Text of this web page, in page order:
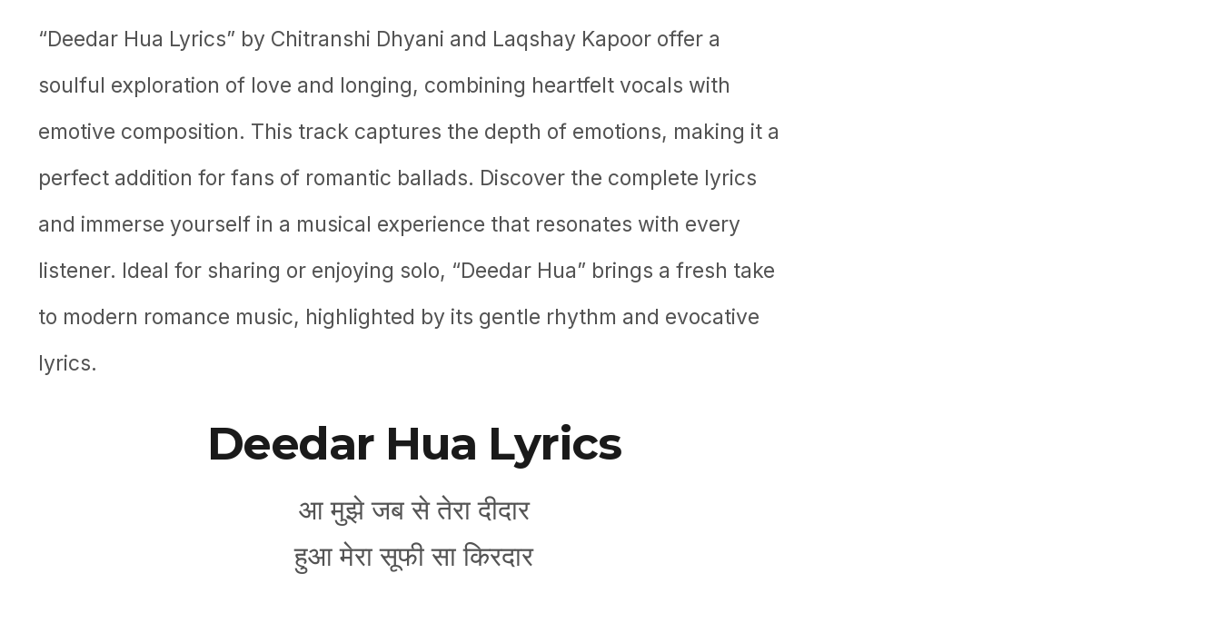
“Deedar Hua Lyrics” by Chitranshi Dhyani and Laqshay Kapoor offer a
soulful exploration of love and longing, combining heartfelt vocals with
emotive composition. This track captures the depth of emotions, making it a
perfect addition for fans of romantic ballads. Discover the complete lyrics
and immerse yourself in a musical experience that resonates with every
listener. Ideal for sharing or enjoying solo, “Deedar Hua” brings a fresh take
to modern romance music, highlighted by its gentle rhythm and evocative
lyrics.
Deedar Hua Lyrics
आ मुझे जब से तेरा दीदार
हुआ मेरा सूफी सा किरदार